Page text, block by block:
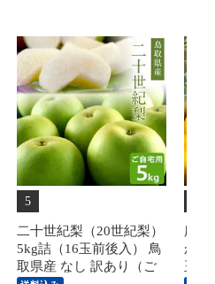
5
二十世紀梨（20世紀梨）
5kg詰（16玉前後入） 鳥
取県産 なし 訳あり（ご
広岡
かん
玉入